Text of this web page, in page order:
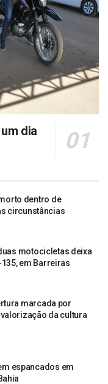
dia
dentro de
circunstâncias
motocicletas deixa
em Barreiras
marcada por
da cultura
espancados em